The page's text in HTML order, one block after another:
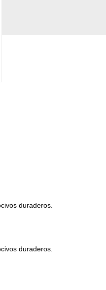
duraderos.
duraderos.